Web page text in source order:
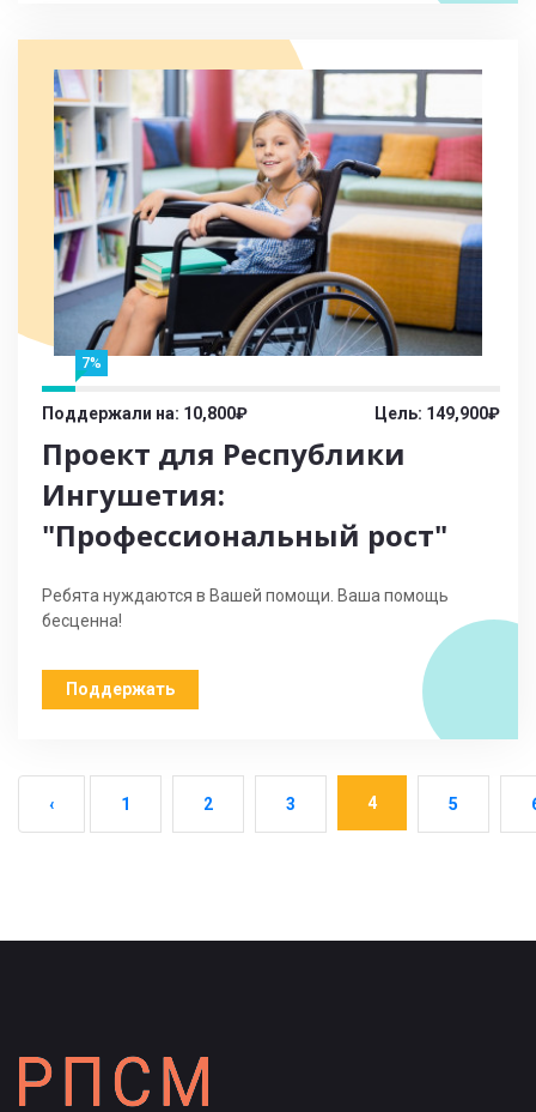
7%
Поддержали на: 10,800₽ Цель: 149,900₽
Проект для Республики
Ингушетия:
"Профессиональный рост"
Ребята нуждаются в Вашей помощи. Ваша помощь
бесценна!
Поддержать
‹ 1 2 3 4 5